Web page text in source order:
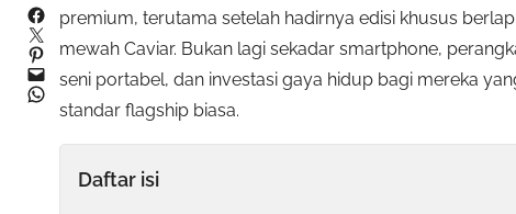
Facebook
Twitter
Pinterest
Mail
WhatsApp
premium, terutama setelah hadirnya edisi khusus
mewah Caviar. Bukan lagi sekadar smartphone,
seni portabel, dan investasi gaya hidup bagi mereka
standar flagship biasa.
Daftar isi